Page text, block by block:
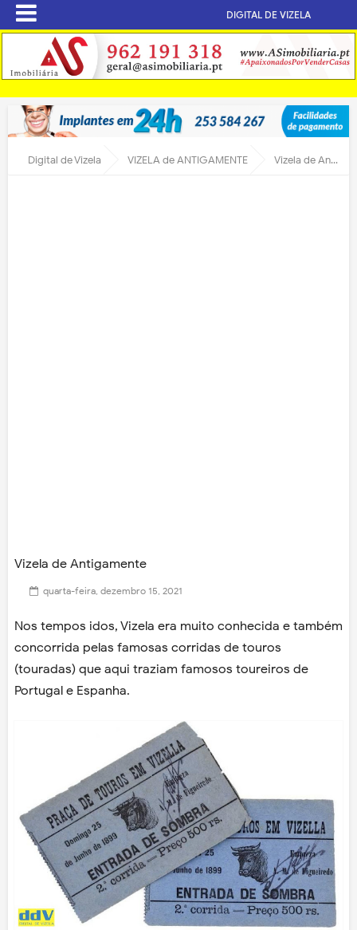
DIGITAL DE VIZELA
Digital de Vizela VIZELA de ANTIGAMENTE Vizela de Antigamente
Vizela de Antigamente
quarta-feira, dezembro 15, 2021
Nos tempos idos, Vizela era muito conhecida e também
concorrida pelas famosas corridas de touros
(touradas) que aqui traziam famosos toureiros de
Portugal e Espanha.